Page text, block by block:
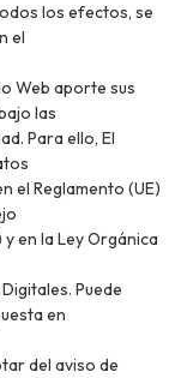
los efectos, se
el
Web aporte sus
las
Para ello, El
el Reglamento (UE)
en la Ley Orgánica
Puede
en
del aviso de